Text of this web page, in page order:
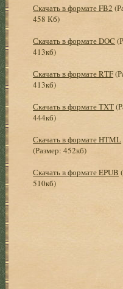
Скачать в формате FB2
458 Кб)
Скачать в формате DOC
413кб)
Скачать в формате RTF
413кб)
Скачать в формате TXT
444кб)
Скачать в формате HTML
(Размер: 452кб)
Скачать в формате EPUB
510кб)